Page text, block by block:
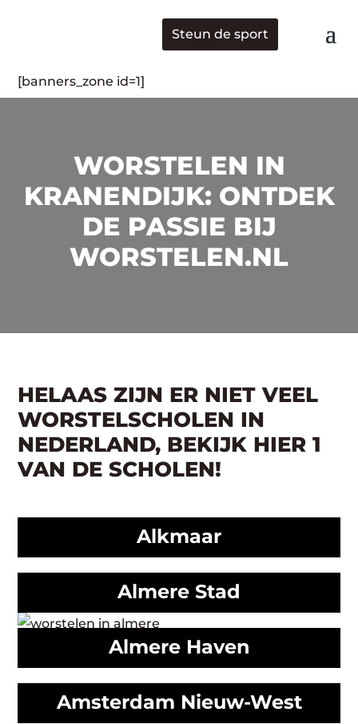
Steun de sport
[banners_zone id=1]
WORSTELEN IN
KRANENDIJK: ONTDEK
DE PASSIE BIJ
WORSTELEN.NL
HELAAS ZIJN ER NIET VEEL
WORSTELSCHOLEN IN
NEDERLAND, BEKIJK HIER 1
VAN DE SCHOLEN!
Alkmaar
Almere Stad
Almere Haven
Amsterdam Nieuw-West